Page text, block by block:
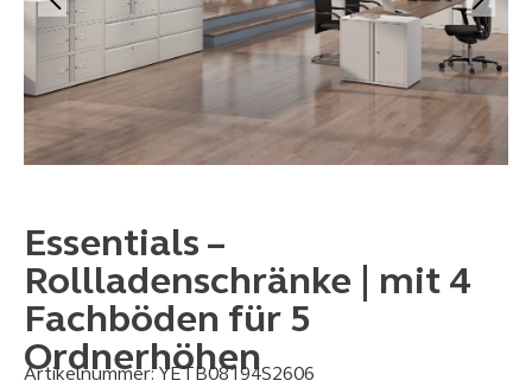
Essentials –
Rollladenschränke | mit 4
Fachböden für 5
Ordnerhöhen
Artikelnummer:YETB08194S2606